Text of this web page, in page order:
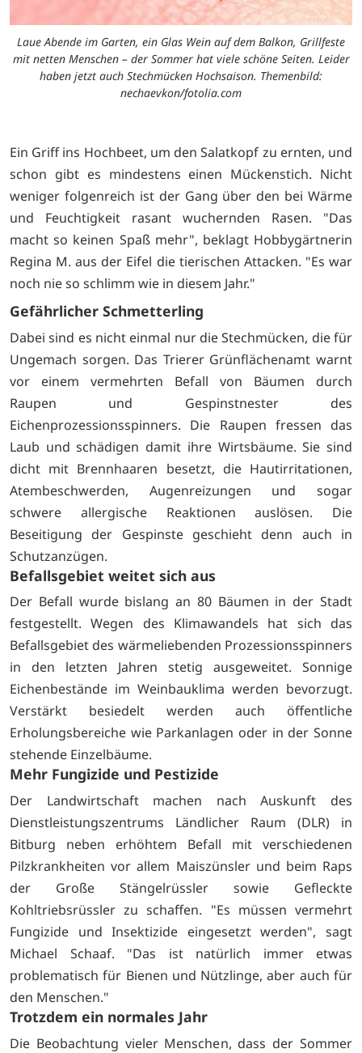
Laue Abende im Garten, ein Glas Wein auf dem Balkon, Grillfeste
mit netten Menschen – der Sommer hat viele schöne Seiten. Leider
haben jetzt auch Stechmücken Hochsaison. Themenbild:
nechaevkon/fotolia.com
Ein Griff ins Hochbeet, um den Salatkopf zu ernten, und
schon gibt es mindestens einen Mückenstich. Nicht
weniger folgenreich ist der Gang über den bei Wärme
und Feuchtigkeit rasant wuchernden Rasen. "Das
macht so keinen Spaß mehr", beklagt Hobbygärtnerin
Regina M. aus der Eifel die tierischen Attacken. "Es war
noch nie so schlimm wie in diesem Jahr."
Gefährlicher Schmetterling
Dabei sind es nicht einmal nur die Stechmücken, die für
Ungemach sorgen. Das Trierer Grünflächenamt warnt
vor einem vermehrten Befall von Bäumen durch
Raupen und Gespinstnester des
Eichenprozessionsspinners. Die Raupen fressen das
Laub und schädigen damit ihre Wirtsbäume. Sie sind
dicht mit Brennhaaren besetzt, die Hautirritationen,
Atembeschwerden, Augenreizungen und sogar
schwere allergische Reaktionen auslösen. Die
Beseitigung der Gespinste geschieht denn auch in
Schutzanzügen.
Befallsgebiet weitet sich aus
Der Befall wurde bislang an 80 Bäumen in der Stadt
festgestellt. Wegen des Klimawandels hat sich das
Befallsgebiet des wärmeliebenden Prozessionsspinners
in den letzten Jahren stetig ausgeweitet. Sonnige
Eichenbestände im Weinbauklima werden bevorzugt.
Verstärkt besiedelt werden auch öffentliche
Erholungsbereiche wie Parkanlagen oder in der Sonne
stehende Einzelbäume.
Mehr Fungizide und Pestizide
Der Landwirtschaft machen nach Auskunft des
Dienstleistungszentrums Ländlicher Raum (DLR) in
Bitburg neben erhöhtem Befall mit verschiedenen
Pilzkrankheiten vor allem Maiszünsler und beim Raps
der Große Stängelrüssler sowie Gefleckte
Kohltriebsrüssler zu schaffen. "Es müssen vermehrt
Fungizide und Insektizide eingesetzt werden", sagt
Michael Schaaf. "Das ist natürlich immer etwas
problematisch für Bienen und Nützlinge, aber auch für
den Menschen."
Trotzdem ein normales Jahr
Die Beobachtung vieler Menschen, dass der Sommer